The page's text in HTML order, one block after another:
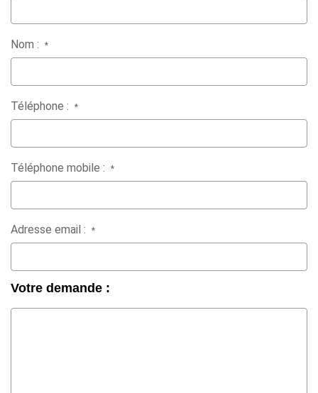
Nom : *
Téléphone : *
Téléphone mobile : *
Adresse email : *
Votre demande :